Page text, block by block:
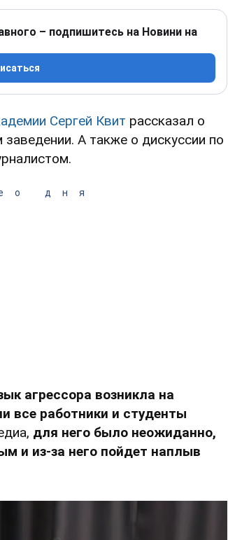
– подпишитесь на Новини на
Сергей Квит рассказал о
заведении. А также о дискуссии по
дня
агрессора возникла на
все работники и студенты
для него было неожиданно,
и из-за него пойдет наплыв